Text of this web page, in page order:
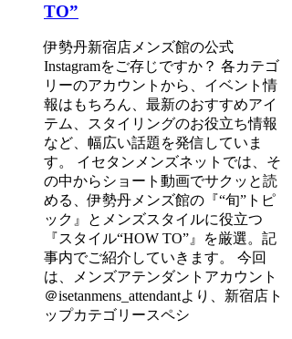
TO”
伊勢丹新宿店メンズ館の公式
Instagramをご存じですか？ 各カテゴ
リーのアカウントから、イベント情
報はもちろん、最新のおすすめアイ
テム、スタイリングのお役立ち情報
など、幅広い話題を発信していま
す。 イセタンメンズネットでは、そ
の中からショート動画でサクッと読
める、伊勢丹メンズ館の『“旬”トピ
ック』とメンズスタイルに役立つ
『スタイル“HOW TO”』を厳選。記
事内でご紹介していきます。 今回
は、メンズアテンダントアカウント
＠isetanmens_attendantより、新宿店ト
ップカテゴリースペシ